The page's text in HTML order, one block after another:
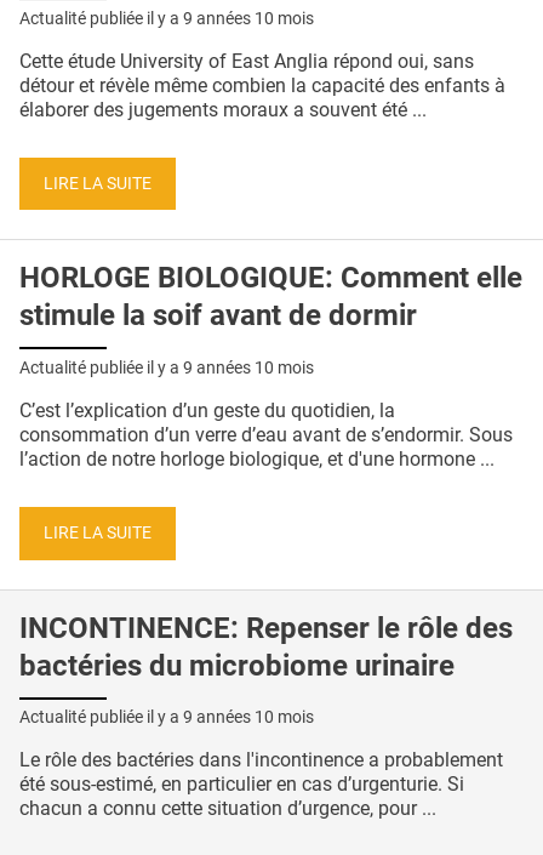
QUI SOMMES-NOUS ?
CONDITIONS GÉNÉRALES
CRÉDITS
Actualité publiée il y a 9 années 10 mois
Cette étude University of East Anglia répond oui, sans
détour et révèle même combien la capacité des enfants à
élaborer des jugements moraux a souvent été ...
LIRE LA SUITE
HORLOGE BIOLOGIQUE: Comment elle
stimule la soif avant de dormir
Actualité publiée il y a 9 années 10 mois
C’est l’explication d’un geste du quotidien, la
consommation d’un verre d’eau avant de s’endormir. Sous
l’action de notre horloge biologique, et d'une hormone ...
LIRE LA SUITE
INCONTINENCE: Repenser le rôle des
bactéries du microbiome urinaire
Actualité publiée il y a 9 années 10 mois
Le rôle des bactéries dans l'incontinence a probablement
été sous-estimé, en particulier en cas d’urgenturie. Si
chacun a connu cette situation d’urgence, pour ...